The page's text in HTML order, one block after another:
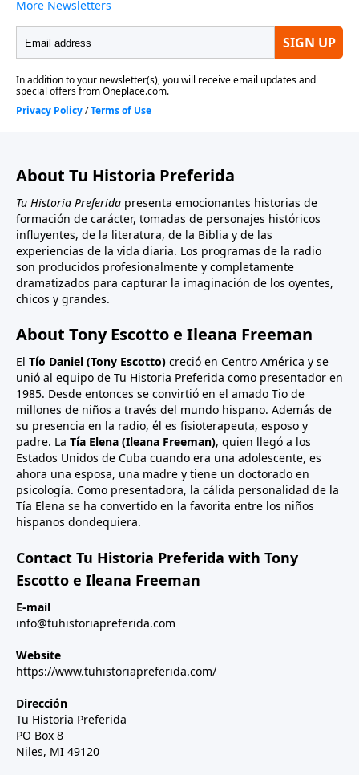
About Tu Historia Preferida
Tu Historia Preferida presenta emocionantes historias de
formación de carácter, tomadas de personajes históricos
influyentes, de la literatura, de la Biblia y de las
experiencias de la vida diaria. Los programas de la radio
son producidos profesionalmente y completamente
dramatizados para capturar la imaginación de los oyentes,
chicos y grandes.
About Tony Escotto e Ileana Freeman
El Tío Daniel (Tony Escotto) creció en Centro América y se
unió al equipo de Tu Historia Preferida como presentador en
1985. Desde entonces se convirtió en el amado Tio de
millones de niños a través del mundo hispano. Además de
su presencia en la radio, él es fisioterapeuta, esposo y
padre. La Tía Elena (Ileana Freeman), quien llegó a los
Estados Unidos de Cuba cuando era una adolescente, es
ahora una esposa, una madre y tiene un doctorado en
psicología. Como presentadora, la cálida personalidad de la
Tía Elena se ha convertido en la favorita entre los niños
hispanos dondequiera.
Contact Tu Historia Preferida with Tony
Escotto e Ileana Freeman
E-mail
info@tuhistoriapreferida.com
Website
https://www.tuhistoriapreferida.com/
Dirección
Tu Historia Preferida
PO Box 8
Niles, MI 49120